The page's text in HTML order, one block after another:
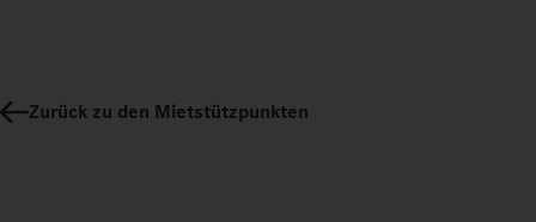
Zurück zu den Mietstützpunkten